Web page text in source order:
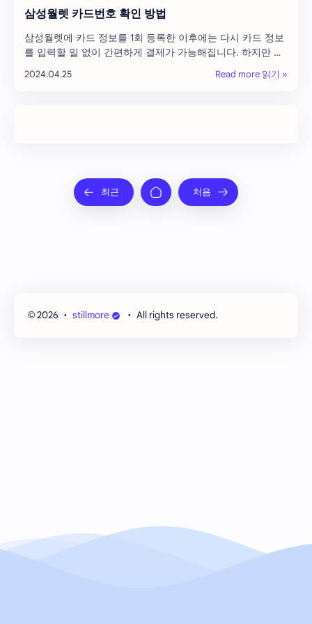
삼성월렛 카드번호 확인 방법
삼성월렛에 카드 정보를 1회 등록한 이후에는 다시 카드 정보
를 입력할 일 없이 간편하게 결제가 가능해집니다. 하지만 간
세 정보를 확인하고 싶을 때 사용할 수 있는 방법입니다. 삼
© 2026 ‧ stillmore ‧ All rights reserved.